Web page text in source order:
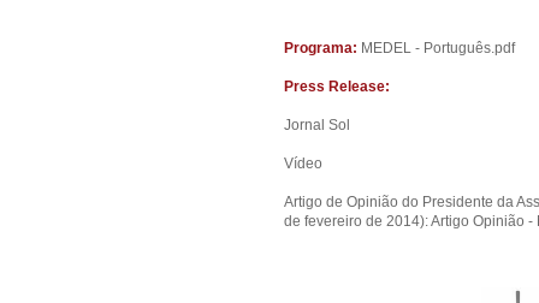
Programa: MEDEL - Português.pdf
Press Release:
Jornal Sol
Vídeo
Artigo de Opinião do Presidente da
de fevereiro de 2014):Artigo Opinião -